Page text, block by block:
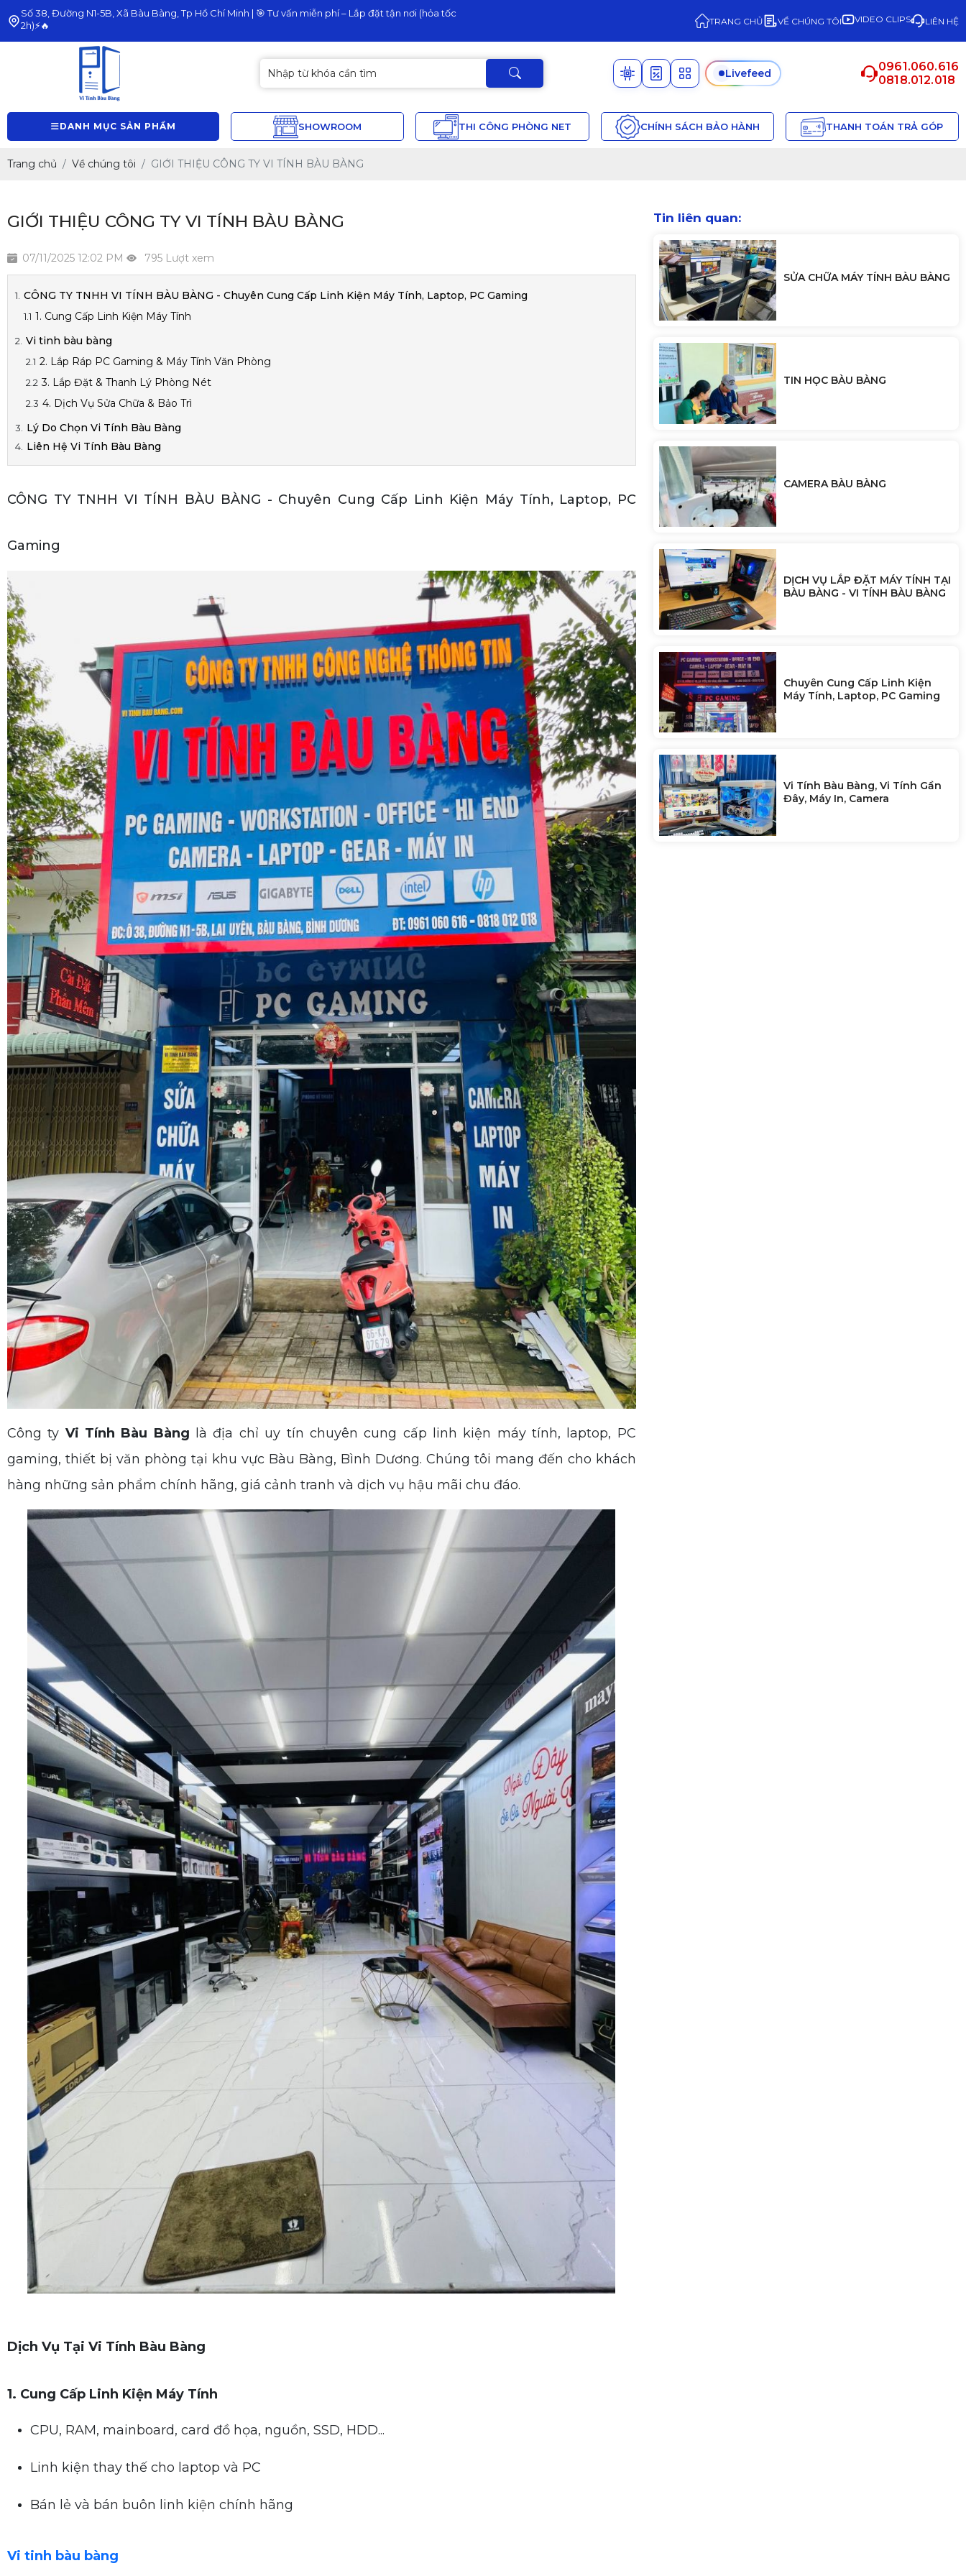
Số 38, Đường N1-5B, Xã Bàu Bàng, Tp Hồ Chí Minh | 🎯 Tư vấn miễn phí – Lắp đặt tận nơi (hỏa tốc
2h)⚡🔥
TRANG CHỦ VỀ CHÚNG TÔI VIDEO CLIPS LIÊN HỆ
Livefeed
0961.060.616
0818.012.018
DANH MỤC SẢN PHẨM SHOWROOM THI CÔNG PHÒNG NET CHÍNH SÁCH BẢO HÀNH THANH TOÁN TRẢ GÓP
Trang chủ Về chúng tôi GIỚI THIỆU CÔNG TY VI TÍNH BÀU BÀNG
GIỚI THIỆU CÔNG TY VI TÍNH BÀU BÀNG
07/11/2025 12:02 PM 795 Lượt xem
CÔNG TY TNHH VI TÍNH BÀU BÀNG - Chuyên Cung Cấp Linh Kiện Máy Tính, Laptop, PC Gaming
1. Cung Cấp Linh Kiện Máy Tính
Vi tinh bàu bàng
2. Lắp Ráp PC Gaming & Máy Tính Văn Phòng
3. Lắp Đặt & Thanh Lý Phòng Nét
4. Dịch Vụ Sửa Chữa & Bảo Trì
Lý Do Chọn Vi Tính Bàu Bàng
Liên Hệ Vi Tính Bàu Bàng
CÔNG TY TNHH VI TÍNH BÀU BÀNG - Chuyên Cung Cấp Linh Kiện Máy Tính, Laptop, PC
Gaming
Công ty Vi Tính Bàu Bàng là địa chỉ uy tín chuyên cung cấp linh kiện máy tính, laptop, PC
gaming, thiết bị văn phòng tại khu vực Bàu Bàng, Bình Dương. Chúng tôi mang đến cho khách
hàng những sản phẩm chính hãng, giá cảnh tranh và dịch vụ hậu mãi chu đáo.
Dịch Vụ Tại Vi Tính Bàu Bàng
1. Cung Cấp Linh Kiện Máy Tính
CPU, RAM, mainboard, card đồ họa, nguồn, SSD, HDD...
Linh kiện thay thế cho laptop và PC
Bán lẻ và bán buôn linh kiện chính hãng
Vi tinh bàu bàng
Tin liên quan:
SỬA CHỮA MÁY TÍNH BÀU BÀNG
TIN HỌC BÀU BÀNG
CAMERA BÀU BÀNG
DỊCH VỤ LẮP ĐẶT MÁY TÍNH TẠI
BÀU BÀNG - VI TÍNH BÀU BÀNG
Chuyên Cung Cấp Linh Kiện
Máy Tính, Laptop, PC Gaming
Vi Tính Bàu Bàng, Vi Tính Gần
Đây, Máy In, Camera